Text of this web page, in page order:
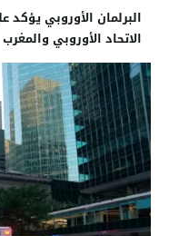
البرلمان الأوروبي يؤكد
الاتحاد الأوروبي والمغرب